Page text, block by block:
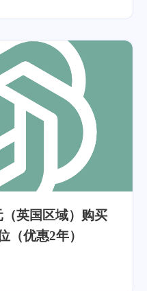
英国区域）购买
（优惠2年）